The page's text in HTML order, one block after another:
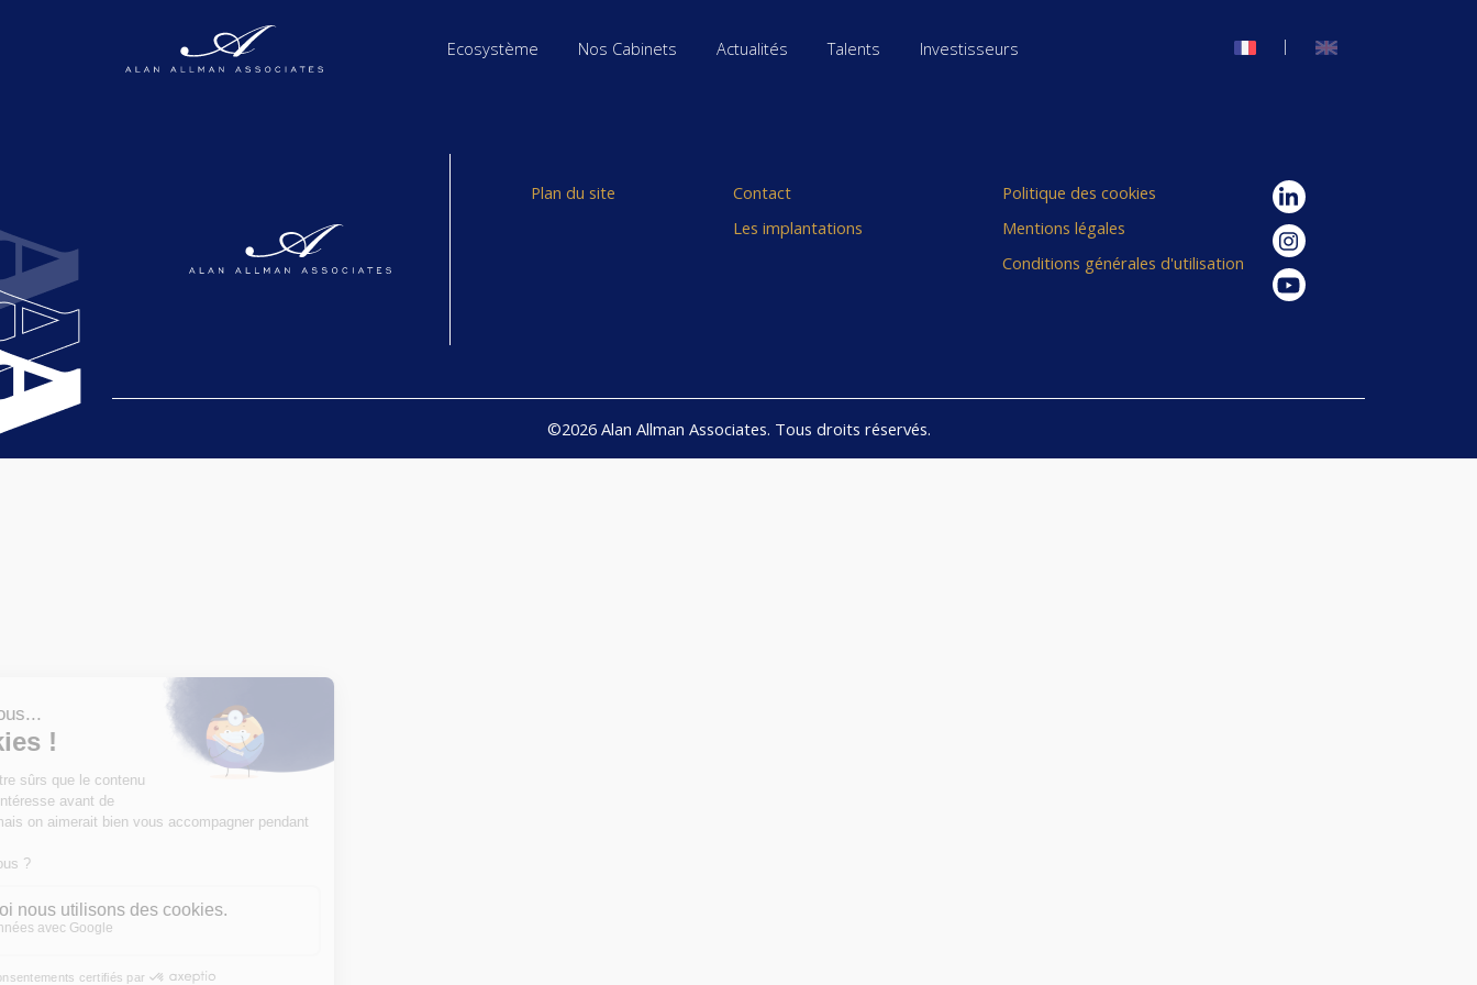
Ecosystème Nos Cabinets Actualités Talents Investisseurs |
Plan du site
Contact
Les implantations
Politique des cookies
Mentions légales
Conditions générales d'utilisation
©2026 Alan Allman Associates. Tous droits réservés.